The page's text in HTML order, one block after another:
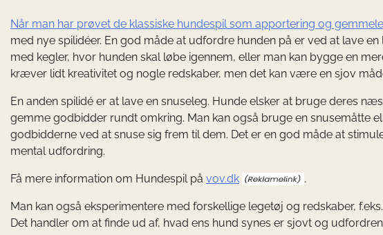
Når man har prøvet de klassiske hundespil som apportering og
med nye spilidéer. En god måde at udfordre hunden på er ved at lave
med kegler, hvor hunden skal løbe igennem, eller man kan bygge en
kræver lidt kreativitet og nogle redskaber, men det kan være en sjov
En anden spilidé er at lave en snuseleg. Hunde elsker at bruge deres
gemme godbidder rundt omkring. Man kan også bruge en snusemåtte
godbidderne ved at snuse sig frem til dem. Det er en god måde at
mental udfordring.
Få mere information om Hundespil på vov.dk .
Man kan også eksperimentere med forskellige legetøj og redskaber,
Det handler om at finde ud af, hvad ens hund synes er sjovt og